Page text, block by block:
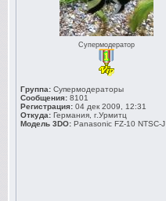
Супермодератор
Группа: Супермодераторы
Сообщения: 8101
Регистрация: 04 дек 2009, 12:31
Откуда: Германия, г.Урмитц
Модель 3DO: Panasonic FZ-10 NTSC-J